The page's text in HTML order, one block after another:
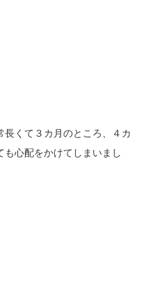
くて３カ月のところ、４カ
も心配をかけてしまいまし